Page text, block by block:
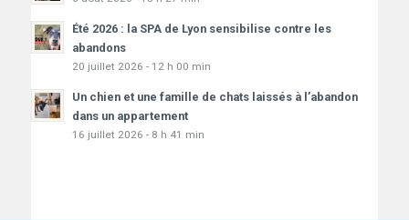
Été 2026 : la SPA de Lyon sensibilise contre les
abandons
20 juillet 2026 - 12 h 00 min
Un chien et une famille de chats laissés à l’abandon
dans un appartement
16 juillet 2026 - 8 h 41 min